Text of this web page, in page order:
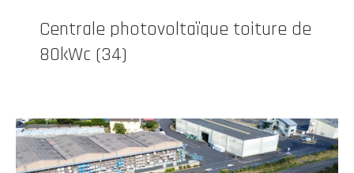
Centrale photovoltaïque toiture de
80kWc (34)